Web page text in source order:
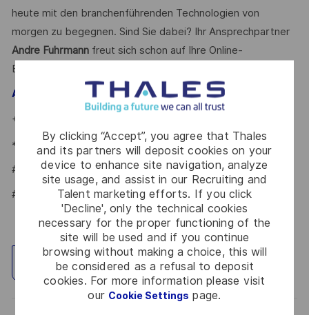
By clicking “Accept”, you agree that Thales
and its partners will deposit cookies on your
device to enhance site navigation, analyze
site usage, and assist in our Recruiting and
Talent marketing efforts. If you click
'Decline', only the technical cookies
necessary for the proper functioning of the
site will be used and if you continue
browsing without making a choice, this will
be considered as a refusal to deposit
cookies. For more information please visit
our Cookie Settings page.
heute mit den branchenführenden Technologien von
morgen zu begegnen. Sind Sie dabei? Ihr Ansprechpartner
Andre Fuhrmannfreut sich schon auf Ihre Online-
Bewerbung.
Andre Fuhrmann– Talent Acquisition Partner
+49 7156 / 302 - 22002
*Human Intelligence
#LI-AF1
#LI-ONSITE
Explore Location